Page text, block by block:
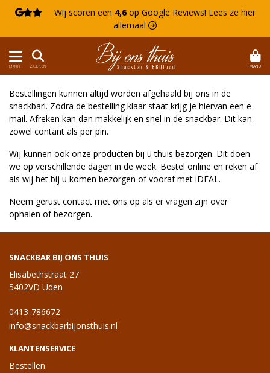
 Wij scoren een 4,6op Google Reviews! Lees ze hier
allemaal 
MENU ZOEKEN MAND
Bestellingen kunnen altijd worden afgehaald bij ons in de
snackbarl. Zodra de bestelling klaar staat krijg je hiervan een e-
mail. Afreken kan dan makkelijk en snel in de snackbar. Dit kan
zowel contant als per pin.
Wij kunnen ook onze producten bij u thuis bezorgen. Dit doen
we op verschillende dagen in de week. Bestel online en reken af
als wij het bij u komen bezorgen of vooraf met iDEAL.
Neem gerust contact met ons op als er vragen zijn over
ophalen of bezorgen.
SNACKBAR BIJ ONS THUIS
Elisabethstraat 27
5402VD Uden
0413-786672
info@snackbarbijonsthuis.nl
KLANTENSERVICE
Bestellen